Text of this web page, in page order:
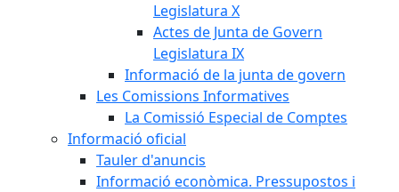
Legislatura X
Actes de Junta de Govern
Legislatura IX
Informació de la junta de govern
Les Comissions Informatives
La Comissió Especial de Comptes
Informació oficial
Tauler d'anuncis
Informació econòmica. Pressupostos i